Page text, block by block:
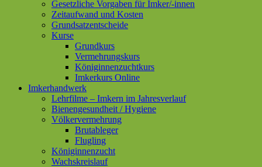
Gesetzliche Vorgaben für Imker/-innen
Zeitaufwand und Kosten
Grundsatzentscheide
Kurse
Grundkurs
Vermehrungskurs
Königinnenzuchtkurs
Imkerkurs Online
Imkerhandwerk
Lehrfilme – Imkern im Jahresverlauf
Bienengesundheit / Hygiene
Völkervermehrung
Brutableger
Flugling
Königinnenzucht
Wachskreislauf